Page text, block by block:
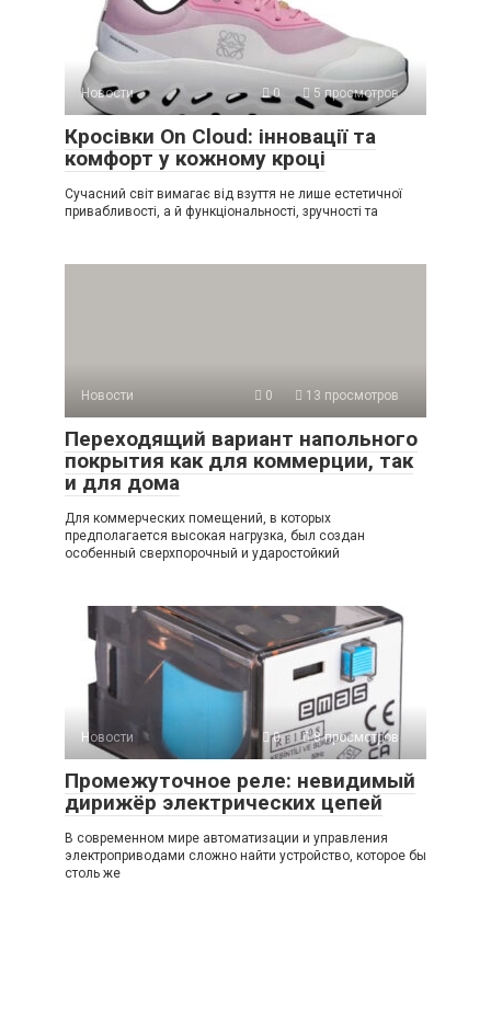
Новости 0 5 просмотров
Кросівки On Cloud: інновації та
комфорт у кожному кроці
Сучасний світ вимагає від взуття не лише естетичної
привабливості, а й функціональності, зручності та
Новости 0 13 просмотров
Переходящий вариант напольного
покрытия как для коммерции, так
и для дома
Для коммерческих помещений, в которых
предполагается высокая нагрузка, был создан
особенный сверхпорочный и ударостойкий
Новости 0 8 просмотров
Промежуточное реле: невидимый
дирижёр электрических цепей
В современном мире автоматизации и управления
электроприводами сложно найти устройство, которое бы
столь же